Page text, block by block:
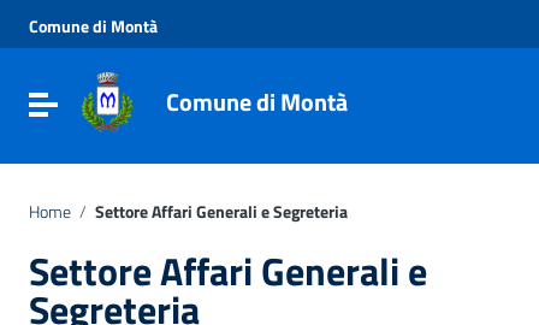
Vai al menu di navigazione
Vai al footer
Comune di Montà
Toggle navigationComune di Montà
Home / Settore Affari Generali e Segreteria
Settore Affari Generali e
Segreteria